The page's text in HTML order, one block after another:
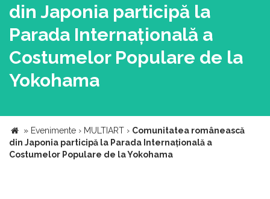
din Japonia participă la
Parada Internațională a
Costumelor Populare de la
Yokohama
» Evenimente › MULTIART › Comunitatea românească
din Japonia participă la Parada Internațională a
Costumelor Populare de la Yokohama